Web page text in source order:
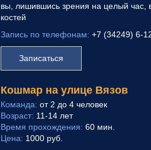
вы, лишившись зрения на целый час,
костей
Запись по телефонам: +7 (34249) 6-
Записаться
Кошмар на улице Вязов
Команда: от 2 до 4 человек
Возраст: 11-14 лет
Время прохождения: 60 мин.
Цена: 1000 руб.